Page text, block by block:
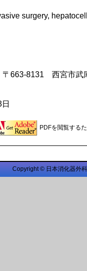
surgery,
663-8131 西宮市武
PDFを閲覧する
Copyright © 日本消化器外